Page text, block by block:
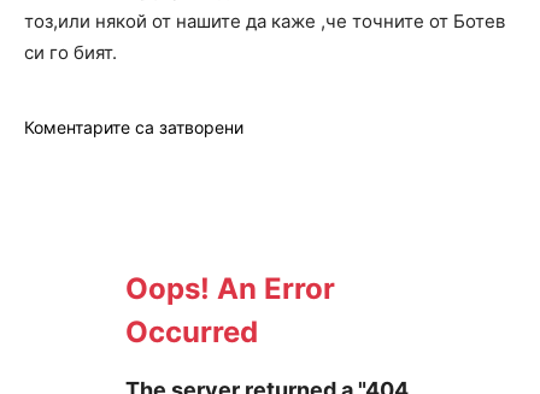
тоз,или някой от нашите да каже ,че точните от Ботев
си го бият.
Коментарите са затворени